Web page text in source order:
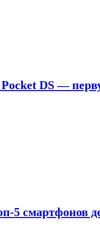
Pocket DS —
5 смартфонов